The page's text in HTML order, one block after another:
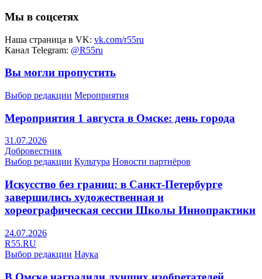
Мы в соцсетях
Наша страница в VK: vk.com/r55ru
Канал Telegram: @R55ru
Вы могли пропустить
Выбор редакции Мероприятия
Мероприятия 1 августа в Омске: день города
31.07.2026
Добровестник
Выбор редакции Культура Новости партнёров
Искусство без границ: в Санкт-Петербурге
завершились художественная и
хореографическая сессии Школы Иннопрактики
24.07.2026
R55.RU
Выбор редакции Наука